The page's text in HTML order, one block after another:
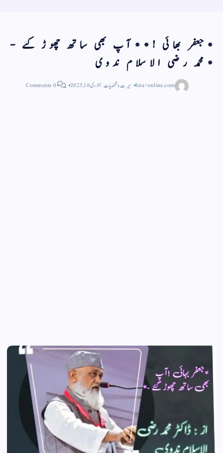
*جعفر بهائى !**آپ بھی ساتھ چھوڑ گئے -
*محمد رضی الاسلام ندوى
hira-online.com سیرت و شخصیات جنوری 16, 2025 0 Comments